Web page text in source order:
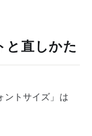
と直しかた
トサイズ」は